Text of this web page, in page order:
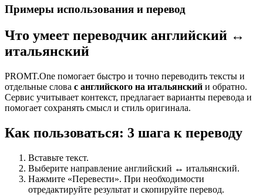
Примеры использования и перевод
Что умеет переводчик английский ↔
итальянский
PROMT.One помогает быстро и точно переводить тексты и
отдельные слова с английского на итальянский и обратно.
Сервис учитывает контекст, предлагает варианты перевода и
помогает сохранять смысл и стиль оригинала.
Как пользоваться: 3 шага к переводу
Вставьте текст.
Выберите направление английский ↔ итальянский.
Нажмите «Перевести». При необходимости
отредактируйте результат и скопируйте перевод.